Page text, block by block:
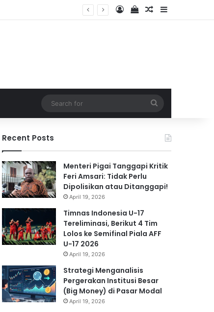
Log InView your
Random Article
Sidebar
for
Recent Posts
Menteri Pigai Tanggapi Kritik
Feri Amsari: Tidak Perlu
Dipolisikan atau Ditanggapi!
April 19, 2026
Timnas Indonesia U-17
Tereliminasi, Berikut 4 Tim
Lolos ke Semifinal Piala AFF
U-17 2026
April 19, 2026
Strategi Menganalisis
Pergerakan Institusi Besar
(Big Money) di Pasar Modal
April 19, 2026